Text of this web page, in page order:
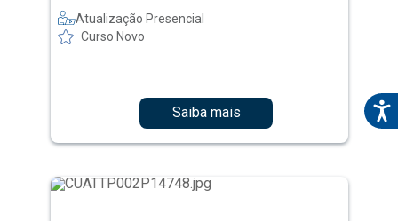
Atualização Presencial
Curso Novo
Saiba mais